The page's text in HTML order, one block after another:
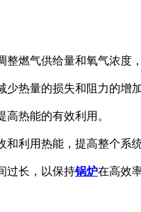
整燃气供给量和氧气浓度
热量的损失和阻力的增加
热能的有效利用。
利用热能，提高整个系
过长，以保持锅炉在高效